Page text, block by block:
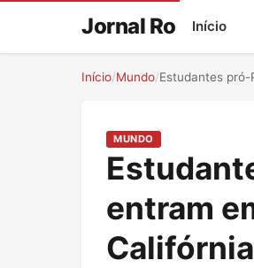
Jornal Ro Início
Início/Mundo/Estudantes
MUNDO
entram